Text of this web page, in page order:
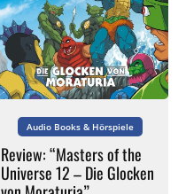
Audio Books & Hörspiele
Review: “Masters of the
Universe 12 – Die Glocken